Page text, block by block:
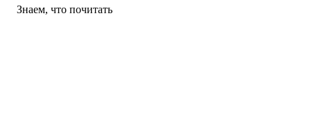
Знаем, что почитать